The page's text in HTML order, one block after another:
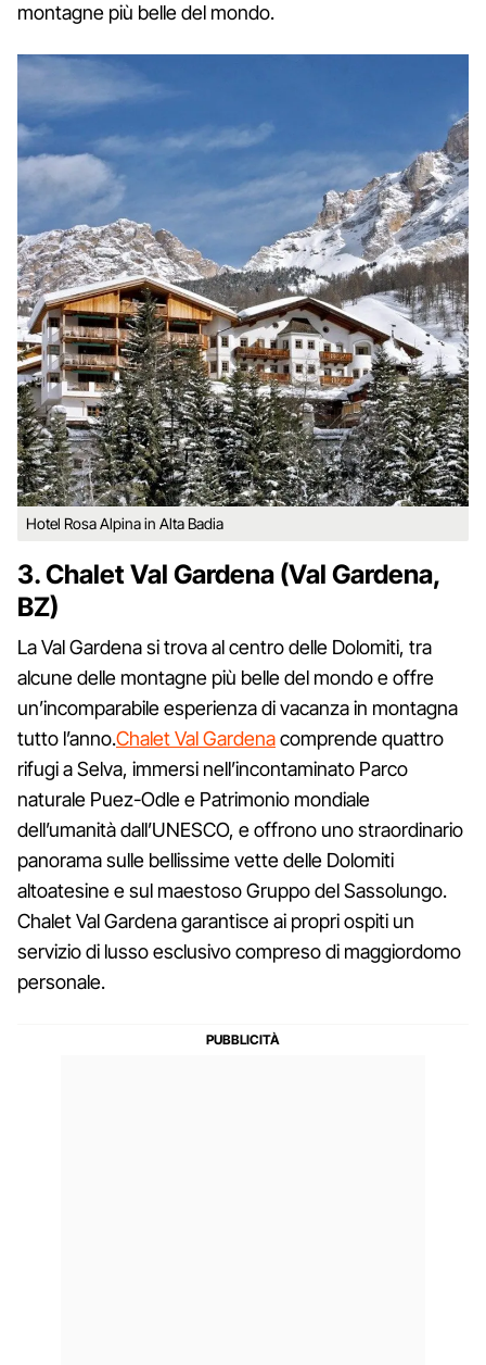
montagne più belle del mondo.
Hotel Rosa Alpina in Alta Badia
3. Chalet Val Gardena (Val Gardena,
BZ)
La Val Gardena si trova al centro delle Dolomiti, tra
alcune delle montagne più belle del mondo e offre
un’incomparabile esperienza di vacanza in montagna
tutto l’anno.Chalet Val Gardenacomprende quattro
rifugi a Selva, immersi nell’incontaminato Parco
naturale Puez-Odle e Patrimonio mondiale
dell’umanità dall’UNESCO, e offrono uno straordinario
panorama sulle bellissime vette delle Dolomiti
altoatesine e sul maestoso Gruppo del Sassolungo.
Chalet Val Gardena garantisce ai propri ospiti un
servizio di lusso esclusivo compreso di maggiordomo
personale.